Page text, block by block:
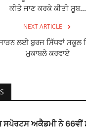
ਕੀਤੇ ਜਾਣ ਕਰਕੇ ਕੀਤੀ ਸੂਬ...
NEXT ARTICLE
ਸਾੜਨ ਲਈ ਬੁਰਜ ਸਿੱਧਵਾਂ
ਮੁਕਾਬਲੇ ਕਰਵਾਏ
ਅਕੈਡਮੀ ਨੇ 66ਵੀਂ